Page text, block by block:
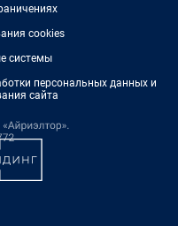
cookies
системы
персональных данных и
сайта